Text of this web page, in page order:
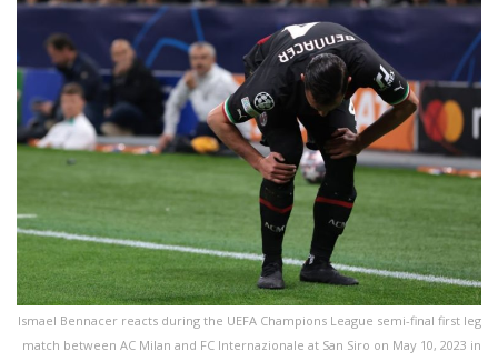
Ismael Bennacer reacts during the UEFA Champions League semi-final first leg
match between AC Milan and FC Internazionale at San Siro on May 10, 2023 in